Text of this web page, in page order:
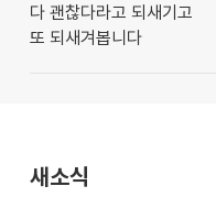
다 괜찮다라고 되새기고
또 되새겨봅니다
새소식